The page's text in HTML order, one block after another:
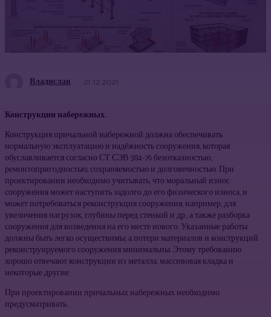
Владислав
Конструкции набережных.
Конструкция причальной набережной должна обеспечивать
нормальную эксплуатацию и надёжность сооружения, которая
обуславливается согласно СТ СЭВ 384-76 безотказностью,
ремонтопригодностью, сохраняемостью и долговечностью. При
проектировании необходимо учитывать, что моральный износ
сооружения может наступить задолго до его физического износа, и
может потребоваться реконструкция сооружения, например, для
увеличения нагрузок, глубины перед стенкой и др., а также разборка
сооружения для возведения на его месте нового. Указанные работы
должны быть легко осуществимы, а потери материалов и конструкций
реконструируемого сооружения минимальны. Этому требованию
хорошо отвечают конструкции из металла, массивовая кладка и
некоторые другие.
При проектировании причальных набережных необходимо
предусматривать: